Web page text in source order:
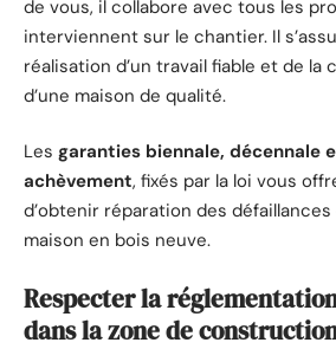
de vous, il collabore avec tous les
interviennent sur le chantier. Il
réalisation d’un travail fiable et de la
d’une maison de qualité.
Les garanties biennale, décennale
achèvement, fixés par la loi vous
d’obtenir réparation des
maison en bois neuve.
Respecter la
dans la zone de